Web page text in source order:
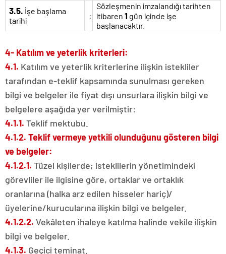
3.5. İşe başlama
tarihi
:
Sözleşmenin imzalandığı tarihten
itibaren 1 gün içinde işe
başlanacaktır.
4- Katılım ve yeterlik kriterleri:
4.1. Katılım ve yeterlik kriterlerine ilişkin istekliler
tarafından e-teklif kapsamında sunulması gereken
bilgi ve belgeler ile fiyat dışı unsurlara ilişkin bilgi ve
belgelere aşağıda yer verilmiştir:
4.1.1. Teklif mektubu.
4.1.2. Teklif vermeye yetkili olunduğunu gösteren bilgi
ve belgeler:
4.1.2.1. Tüzel kişilerde; isteklilerin yönetimindeki
görevliler ile ilgisine göre, ortaklar ve ortaklık
oranlarına (halka arz edilen hisseler hariç)/
üyelerine/kurucularına ilişkin bilgi ve belgeler.
4.1.2.2. Vekâleten ihaleye katılma halinde vekile ilişkin
bilgi ve belgeler.
4.1.3. Geçici teminat.